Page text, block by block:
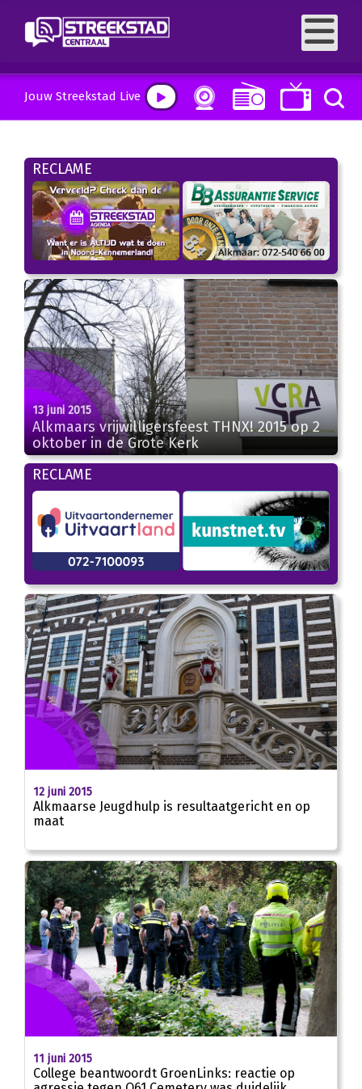
Jouw Streekstad Live
RECLAME
13 juni 2015
Alkmaars vrijwilligersfeest THNX! 2015 op 2
oktober in de Grote Kerk
RECLAME
12 juni 2015
Alkmaarse Jeugdhulp is resultaatgericht en op
maat
11 juni 2015
College beantwoordt GroenLinks: reactie op